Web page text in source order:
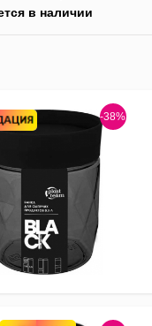
в наличии
-38%